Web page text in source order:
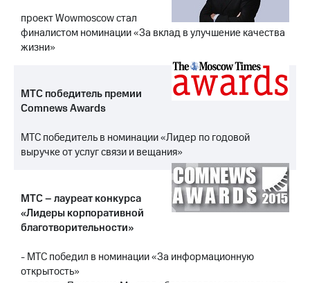
Порядок
выкупа
Описание
Уведомление
о
Другое
Регистратор
Контакты
развитие
проект Wowmoscow стал
финалистом номинации «За вклад в улучшение качества
жизни»
МТС победитель премии
Comnews Awards
МТС победитель в номинации «Лидер по годовой
выручке от услуг связи и вещания»
МТС – лауреат конкурса
«Лидеры корпоративной
благотворительности»
- МТС победил в номинации «За информационную
открытость»